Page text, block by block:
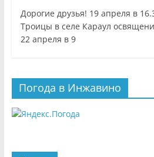
Дорогие друзья! 19 апреля в
Троицы в селе Караул
22 апреля в 9
Погода в Инжавино